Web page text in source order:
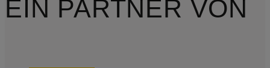
EIN PARTNER VON